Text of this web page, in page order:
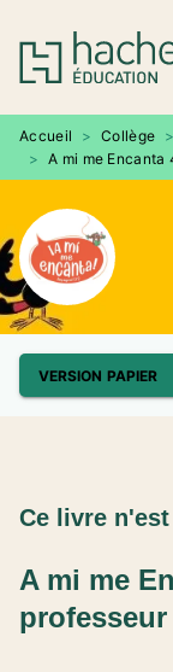
MENU
PIED DE PAGE
Accueil > Collège >
> A mi me Encanta
VERSION PAPIER
A mi me
professeur
Ce livre